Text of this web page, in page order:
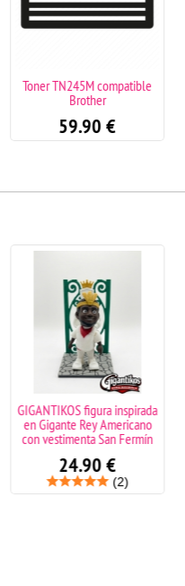
Toner TN245M compatible
Brother
59.90€
GIGANTIKOS figura inspirada
en Gigante Rey Americano
con vestimenta San Fermín
24.90€
(2)